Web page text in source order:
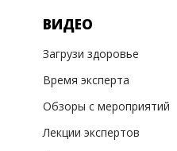
ВИДЕО
Загрузи здоровье
Время эксперта
Обзоры с мероприятий
Лекции экспертов